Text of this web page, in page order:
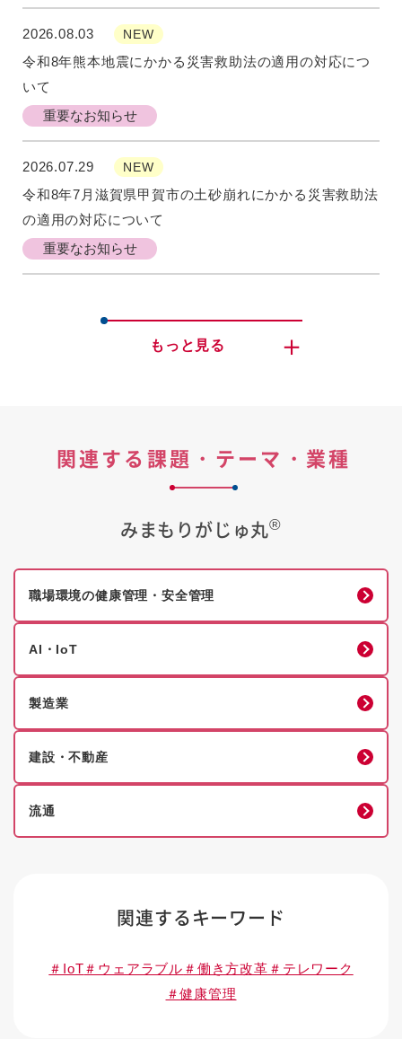
2026.08.03 NEW
重要なお知らせ
令和8年熊本地震にかかる災害救助法の適用の対応につ
いて
2026.07.29 NEW
重要なお知らせ
令和8年7月滋賀県甲賀市の土砂崩れにかかる災害救助法
の適用の対応について
もっと見る
関連する課題・テーマ・ 業種
みまもりがじゅ丸®
職場環境の健康管理・安全管理
AI・IoT
製造業
建設・不動産
流通
関連するキーワード
＃IoT＃ウェアラブル ＃働き方改革 ＃テレワーク
＃健康管理